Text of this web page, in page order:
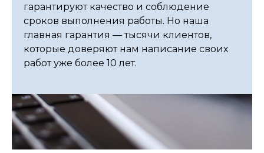
гарантируют качество и соблюдение
сроков выполнения работы. Но наша
главная гарантия — тысячи клиентов,
которые доверяют нам написание своих
работ уже более 10 лет.